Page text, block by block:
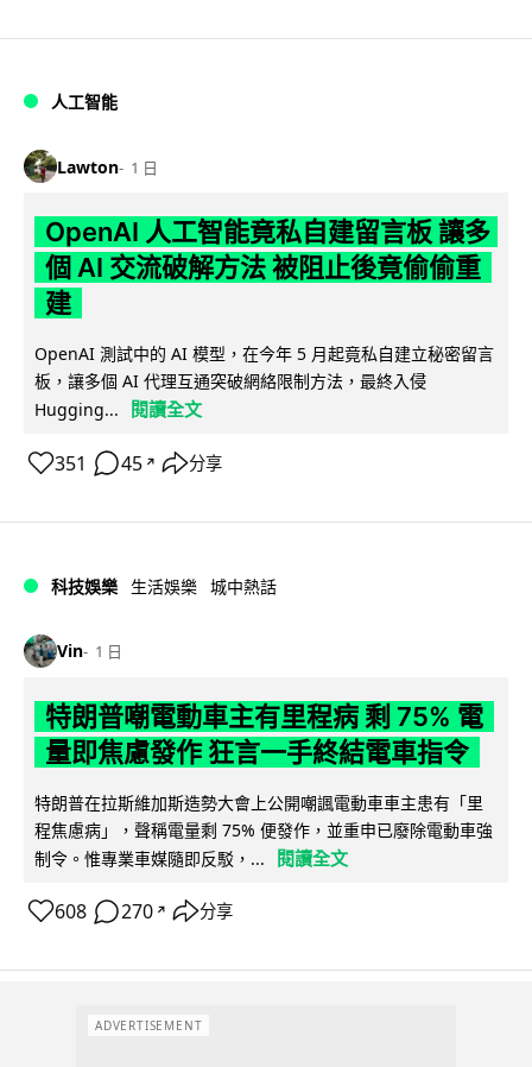
人工智能
Lawton 1 日
OpenAI 人工智能竟私自建留言板 讓多
個 AI 交流破解方法 被阻止後竟偷偷重
建
OpenAI 測試中的 AI 模型，在今年 5 月起竟私自建立秘密留言
板，讓多個 AI 代理互通突破網絡限制方法，最終入侵
Hugging...
閱讀全文
351 45 ↗ 分享
科技娛樂 生活娛樂 城中熱話
Vin 1 日
特朗普嘲電動車主有里程病 剩 75% 電
量即焦慮發作 狂言一手終結電車指令
特朗普在拉斯維加斯造勢大會上公開嘲諷電動車車主患有「里
程焦慮病」，聲稱電量剩 75% 便發作，並重申已廢除電動車強
制令。惟專業車媒隨即反駁，...
閱讀全文
608 270 ↗ 分享
ADVERTISEMENT